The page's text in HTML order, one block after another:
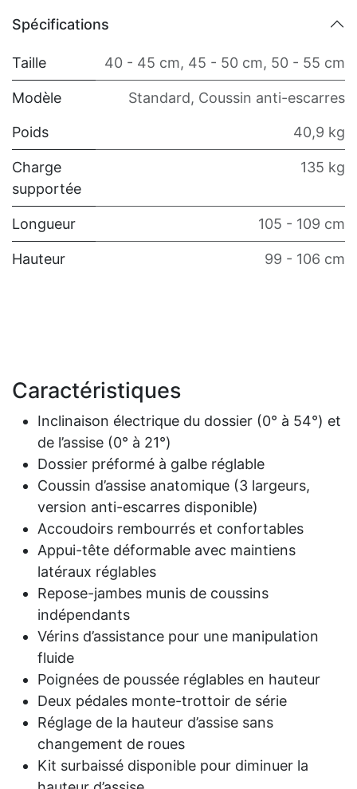
Spécifications
Taille 40 - 45 cm, 45 - 50 cm, 50 - 55 cm
Modèle Standard, Coussin anti-escarres
Poids 40,9 kg
Charge
supportée
135 kg
Longueur 105 - 109 cm
Hauteur 99 - 106 cm
Caractéristiques
Inclinaison électrique du dossier (0° à 54°) et
de l’assise (0° à 21°)
Dossier préformé à galbe réglable
Coussin d’assise anatomique (3 largeurs,
version anti-escarres disponible)
Accoudoirs rembourrés et confortables
Appui-tête déformable avec maintiens
latéraux réglables
Repose-jambes munis de coussins
indépendants
Vérins d’assistance pour une manipulation
fluide
Poignées de poussée réglables en hauteur
Deux pédales monte-trottoir de série
Réglage de la hauteur d’assise sans
changement de roues
Kit surbaissé disponible pour diminuer la